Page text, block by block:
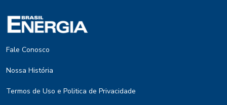
Fale Conosco
Nossa História
Termos de Uso e Politica de Privacidade